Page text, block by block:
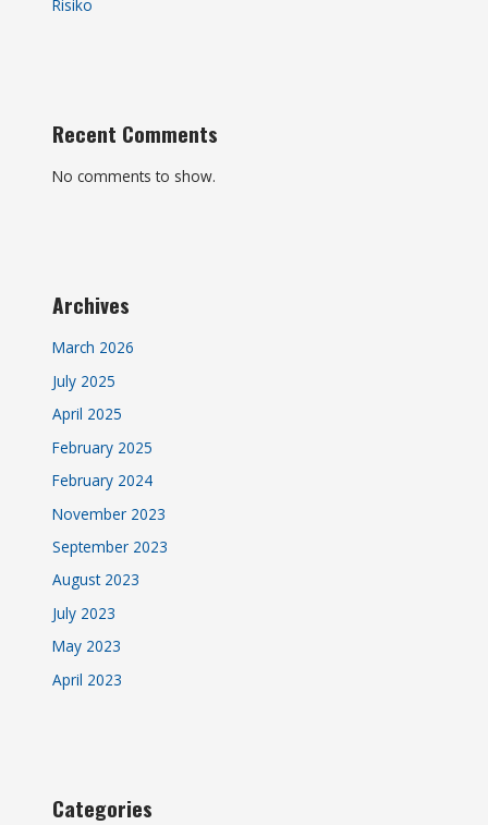
Risiko
Recent Comments
No comments to show.
Archives
March 2026
July 2025
April 2025
February 2025
February 2024
November 2023
September 2023
August 2023
July 2023
May 2023
April 2023
Categories